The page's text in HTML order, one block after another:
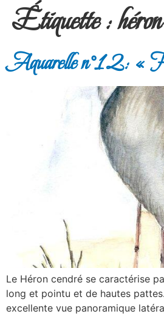
Étiquette :héron
Aquarelle n°12: «
Le Héron cendré se caractérise
long et pointu et de hautes
excellente vue panoramique